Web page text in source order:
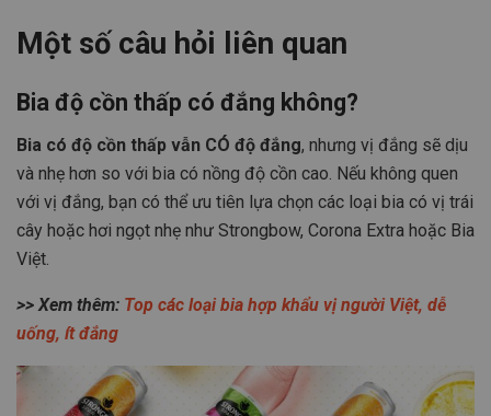
Một số câu hỏi liên quan
Bia độ cồn thấp có đắng không?
Bia có độ cồn thấp vẫn CÓ độ đắng, nhưng vị đắng sẽ dịu
và nhẹ hơn so với bia có nồng độ cồn cao. Nếu không quen
với vị đắng, bạn có thể ưu tiên lựa chọn các loại bia có vị trái
cây hoặc hơi ngọt nhẹ như Strongbow, Corona Extra hoặc Bia
Việt.
>> Xem thêm: Top các loại bia hợp khẩu vị người Việt, dễ
uống, ít đắng